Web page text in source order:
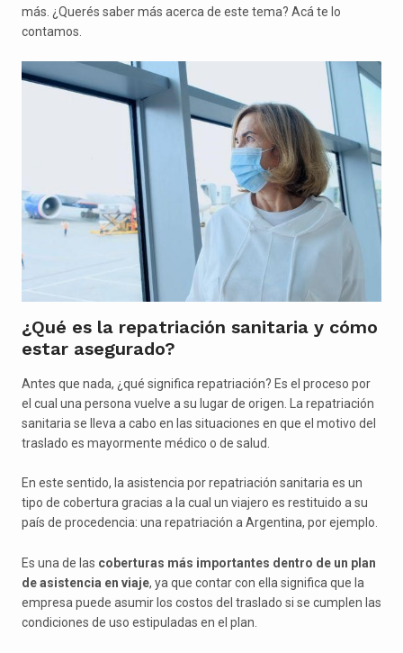
más. ¿Querés saber más acerca de este tema? Acá te lo
contamos.
¿Qué es la repatriación sanitaria y cómo
estar asegurado?
Antes que nada, ¿qué significa repatriación? Es el proceso por
el cual una persona vuelve a su lugar de origen. La repatriación
sanitaria se lleva a cabo en las situaciones en que el motivo del
traslado es mayormente médico o de salud.
En este sentido, la asistencia por repatriación sanitaria es un
tipo de cobertura gracias a la cual un viajero es restituido a su
país de procedencia: una repatriación a Argentina, por ejemplo.
Es una de las coberturas más importantes dentro de un plan
de asistencia en viaje, ya que contar con ella significa que la
empresa puede asumir los costos del traslado si se cumplen las
condiciones de uso estipuladas en el plan.